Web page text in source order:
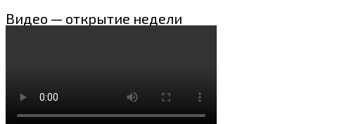
Видео — открытие недели